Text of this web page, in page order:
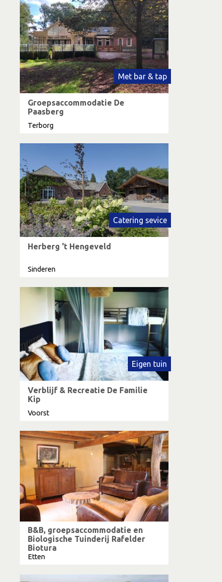
Met bar & tap
Groepsaccommodatie De
Paasberg
Terborg
Catering sevice
Herberg 't Hengeveld
Sinderen
Eigen tuin
Verblijf & Recreatie De Familie
Kip
Voorst
B&B, groepsaccommodatie en
Biologische Tuinderij Rafelder
Biotura
Etten